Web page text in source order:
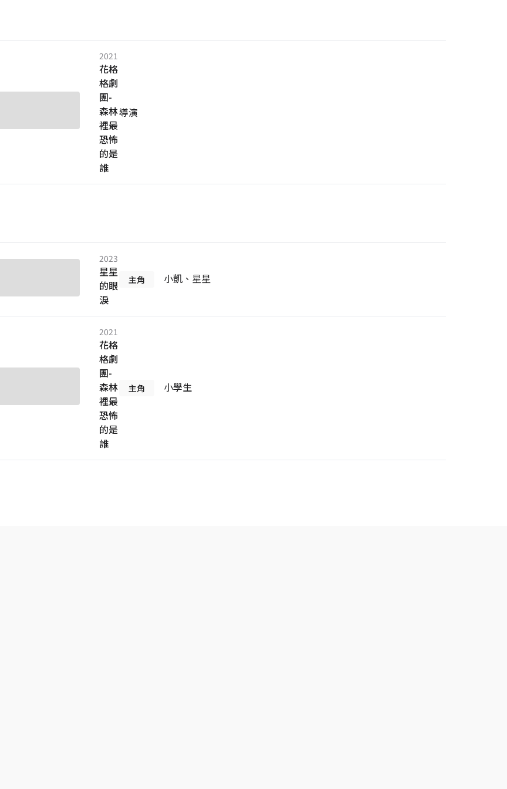
2021
花格
格劇
團-
森林
裡最
恐怖
的是
誰
導演
2023
星星
的眼
淚
主角 小凱、星星
2021
花格
格劇
團-
森林
裡最
恐怖
的是
誰
主角 小學生